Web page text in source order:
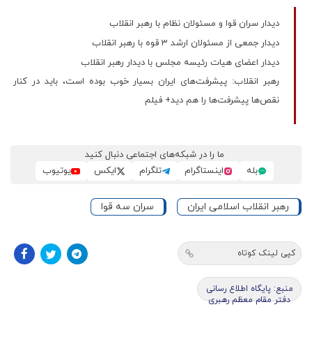
دیدار سران قوا و مسئولان نظام با رهبر انقلاب
دیدار جمعی از مسئولان ارشد 3 قوه با رهبر انقلاب
دیدار اعضای هیات رئیسه مجلس با دیدار رهبر انقلاب
رهبر انقلاب: پیشرفت‌های ایران بسیار خوب بوده است، باید در کنار
نقص‌ها پیشرفت‌ها را هم دید+ فیلم
ما را در شبکه‌های اجتماعی دنبال کنید
بله
اینستاگرام تلگرام ایکس یوتیوب
رهبر انقلاب اسلامی ایران سران سه قوا
کپی لینک کوتاه
منبع: پایگاه اطلاع رسانی
دفتر مقام معظم رهبری